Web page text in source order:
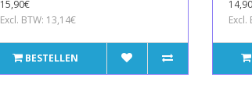
15,90€
Excl. BTW: 13,14€
BESTELLEN
Excl.